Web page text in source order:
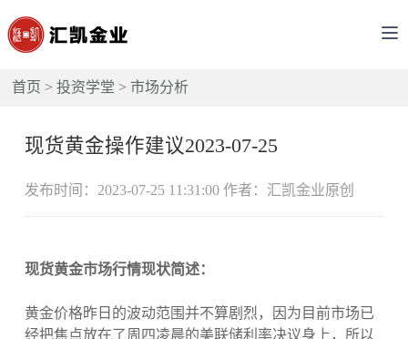
首页 >投资学堂 >市场分析
现货黄金操作建议2023-07-25
发布时间：2023-07-25 11:31:00 作者：汇凯金业原创
现货黄金市场行情现状简述：
黄金价格昨日的波动范围并不算剧烈，因为目前市场已
经把焦点放在了周四凌晨的美联储利率决议身上，所以